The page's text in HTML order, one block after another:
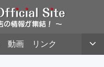
動画 リンク